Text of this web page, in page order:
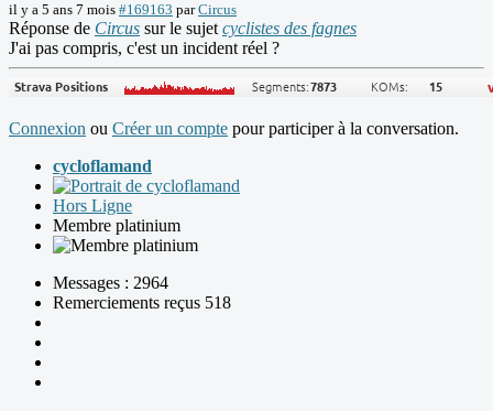
il y a 5 ans 7 mois #169163 parCircus
Réponse de Circus sur le sujet cyclistes des fagnes
J'ai pas compris, c'est un incident réel ?
Connexion ou Créer un compte pour participer à la conversation.
cycloflamand
Hors Ligne
Membre platinium
Messages : 2964
Remerciements reçus 518